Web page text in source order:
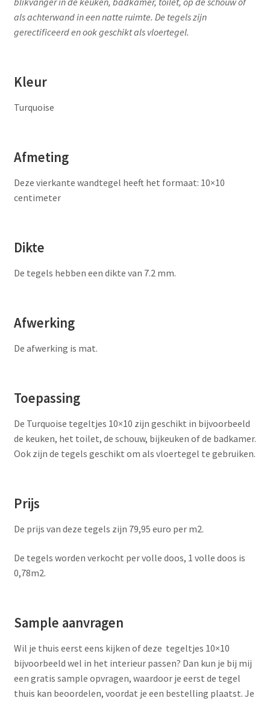
als achterwand in een natte ruimte. De tegels zijn
gerectificeerd en ook geschikt als vloertegel.
Kleur
Turquoise
Afmeting
Deze vierkante wandtegel heeft het formaat: 10×10
centimeter
Dikte
De tegels hebben een dikte van 7.2 mm.
Afwerking
De afwerking is mat.
Toepassing
De Turquoise tegeltjes 10×10 zijn geschikt in bijvoorbeeld
de keuken, het toilet, de schouw, bijkeuken of de badkamer.
Ook zijn de tegels geschikt om als vloertegel te gebruiken.
Prijs
De prijs van deze tegels zijn 79,95 euro per m2.
De tegels worden verkocht per volle doos, 1 volle doos is
0,78m2.
Sample aanvragen
Wil je thuis eerst eens kijken of deze tegeltjes 10×10
bijvoorbeeld wel in het interieur passen? Dan kun je bij mij
een gratis sample opvragen, waardoor je eerst de tegel
thuis kan beoordelen, voordat je een bestelling plaatst. Je